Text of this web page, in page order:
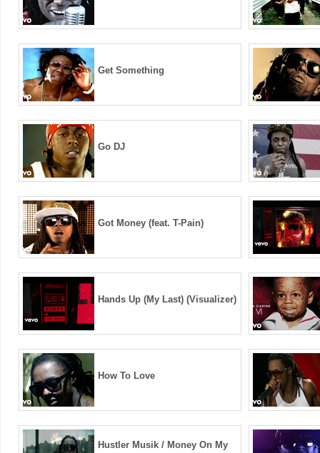
Get Something
Go DJ
Got Money (feat. T-Pain)
Hands Up (My Last) (Visualizer)
How To Love
Hustler Musik / Money On My